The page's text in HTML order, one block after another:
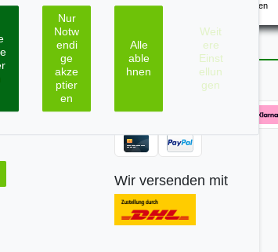
*inkl. ges. MwSt. Versandkosten
Zahle bequem per
Wir versenden mit
Nur
Notw
endi
ge
akze
ptier
en
Alle
able
hnen
Weit
ere
Einst
ellun
gen